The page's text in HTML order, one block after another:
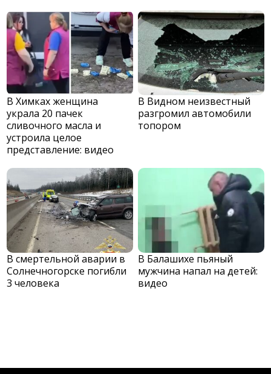
В Химках женщина
украла 20 пачек
сливочного масла и
устроила целое
представление: видео
В Видном неизвестный
разгромил автомобили
топором
В смертельной аварии в
Солнечногорске погибли
3 человека
В Балашихе пьяный
мужчина напал на детей:
видео